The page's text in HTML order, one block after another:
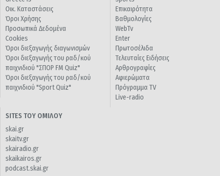
Οικ. Καταστάσεις
Όροι Χρήσης
Προσωπικά Δεδομένα
Cookies
Όροι διεξαγωγής διαγωνισμών
Όροι διεξαγωγής του ραδ/κού
παιχνιδιού "ΣΠΟΡ FM Quiz"
Όροι διεξαγωγής του ραδ/κού
παιχνιδιού "Sport Quiz"
Επικαιρότητα
Βαθμολογίες
WebTv
Enter
Πρωτοσέλιδα
Τελευταίες Ειδήσεις
Αρθρογραφίες
Αφιερώματα
Πρόγραμμα TV
Live-radio
SITES ΤΟΥ ΟΜΙΛΟΥ
skai.gr
skaitv.gr
skairadio.gr
skaikairos.gr
podcast.skai.gr